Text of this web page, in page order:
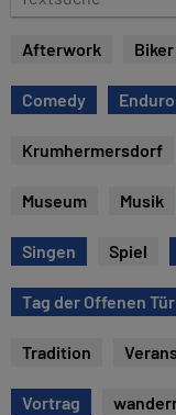
e
s
u
Afterwork Biker
Comedy Enduro
Krumhermersdorf
Museum Musik
Singen Spiel
Tag der Offenen Tür
Tradition
Vortrag